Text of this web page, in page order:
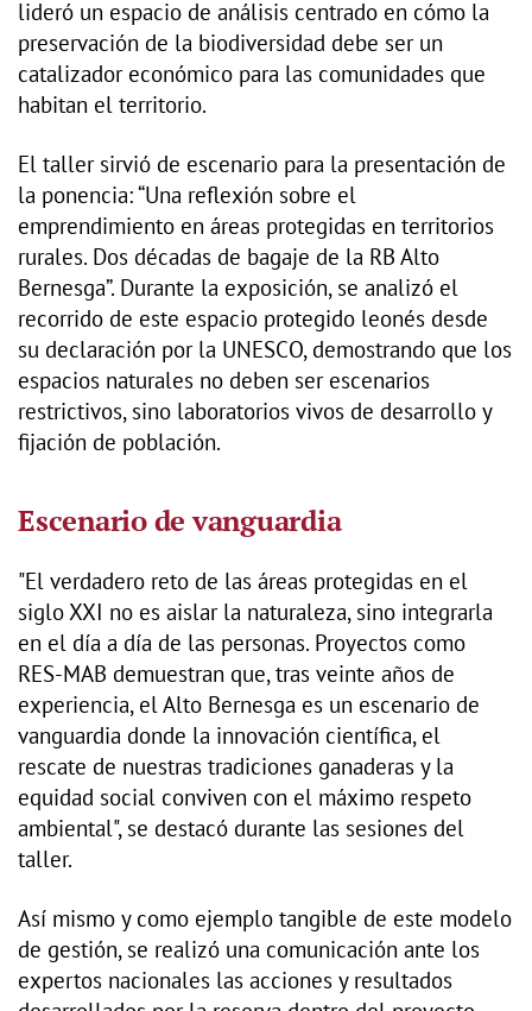
lideró un espacio de análisis centrado en cómo la
preservación de la biodiversidad debe ser un
catalizador económico para las comunidades que
habitan el territorio.
El taller sirvió de escenario para la presentación de
la ponencia: “Una reflexión sobre el
emprendimiento en áreas protegidas en territorios
rurales. Dos décadas de bagaje de la RB Alto
Bernesga”. Durante la exposición, se analizó el
recorrido de este espacio protegido leonés desde
su declaración por la UNESCO, demostrando que los
espacios naturales no deben ser escenarios
restrictivos, sino laboratorios vivos de desarrollo y
fijación de población.
Escenario de vanguardia
"El verdadero reto de las áreas protegidas en el
siglo XXI no es aislar la naturaleza, sino integrarla
en el día a día de las personas. Proyectos como
RES-MAB demuestran que, tras veinte años de
experiencia, el Alto Bernesga es un escenario de
vanguardia donde la innovación científica, el
rescate de nuestras tradiciones ganaderas y la
equidad social conviven con el máximo respeto
ambiental", se destacó durante las sesiones del
taller.
Así mismo y como ejemplo tangible de este modelo
de gestión, se realizó una comunicación ante los
expertos nacionales las acciones y resultados